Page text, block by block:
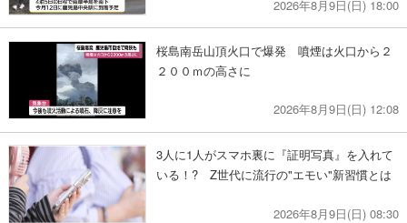
2026年8月9日(日) 18:00
桜島南岳山頂火口で爆発 噴煙は火口から２
２００ｍの高さに
2026年8月9日(日) 12:08
3人に1人がスマホ裏に『証明写真』を入れて
いる！? Z世代に流行の"エモい"新習慣とは
2026年8月9日(日) 08:30